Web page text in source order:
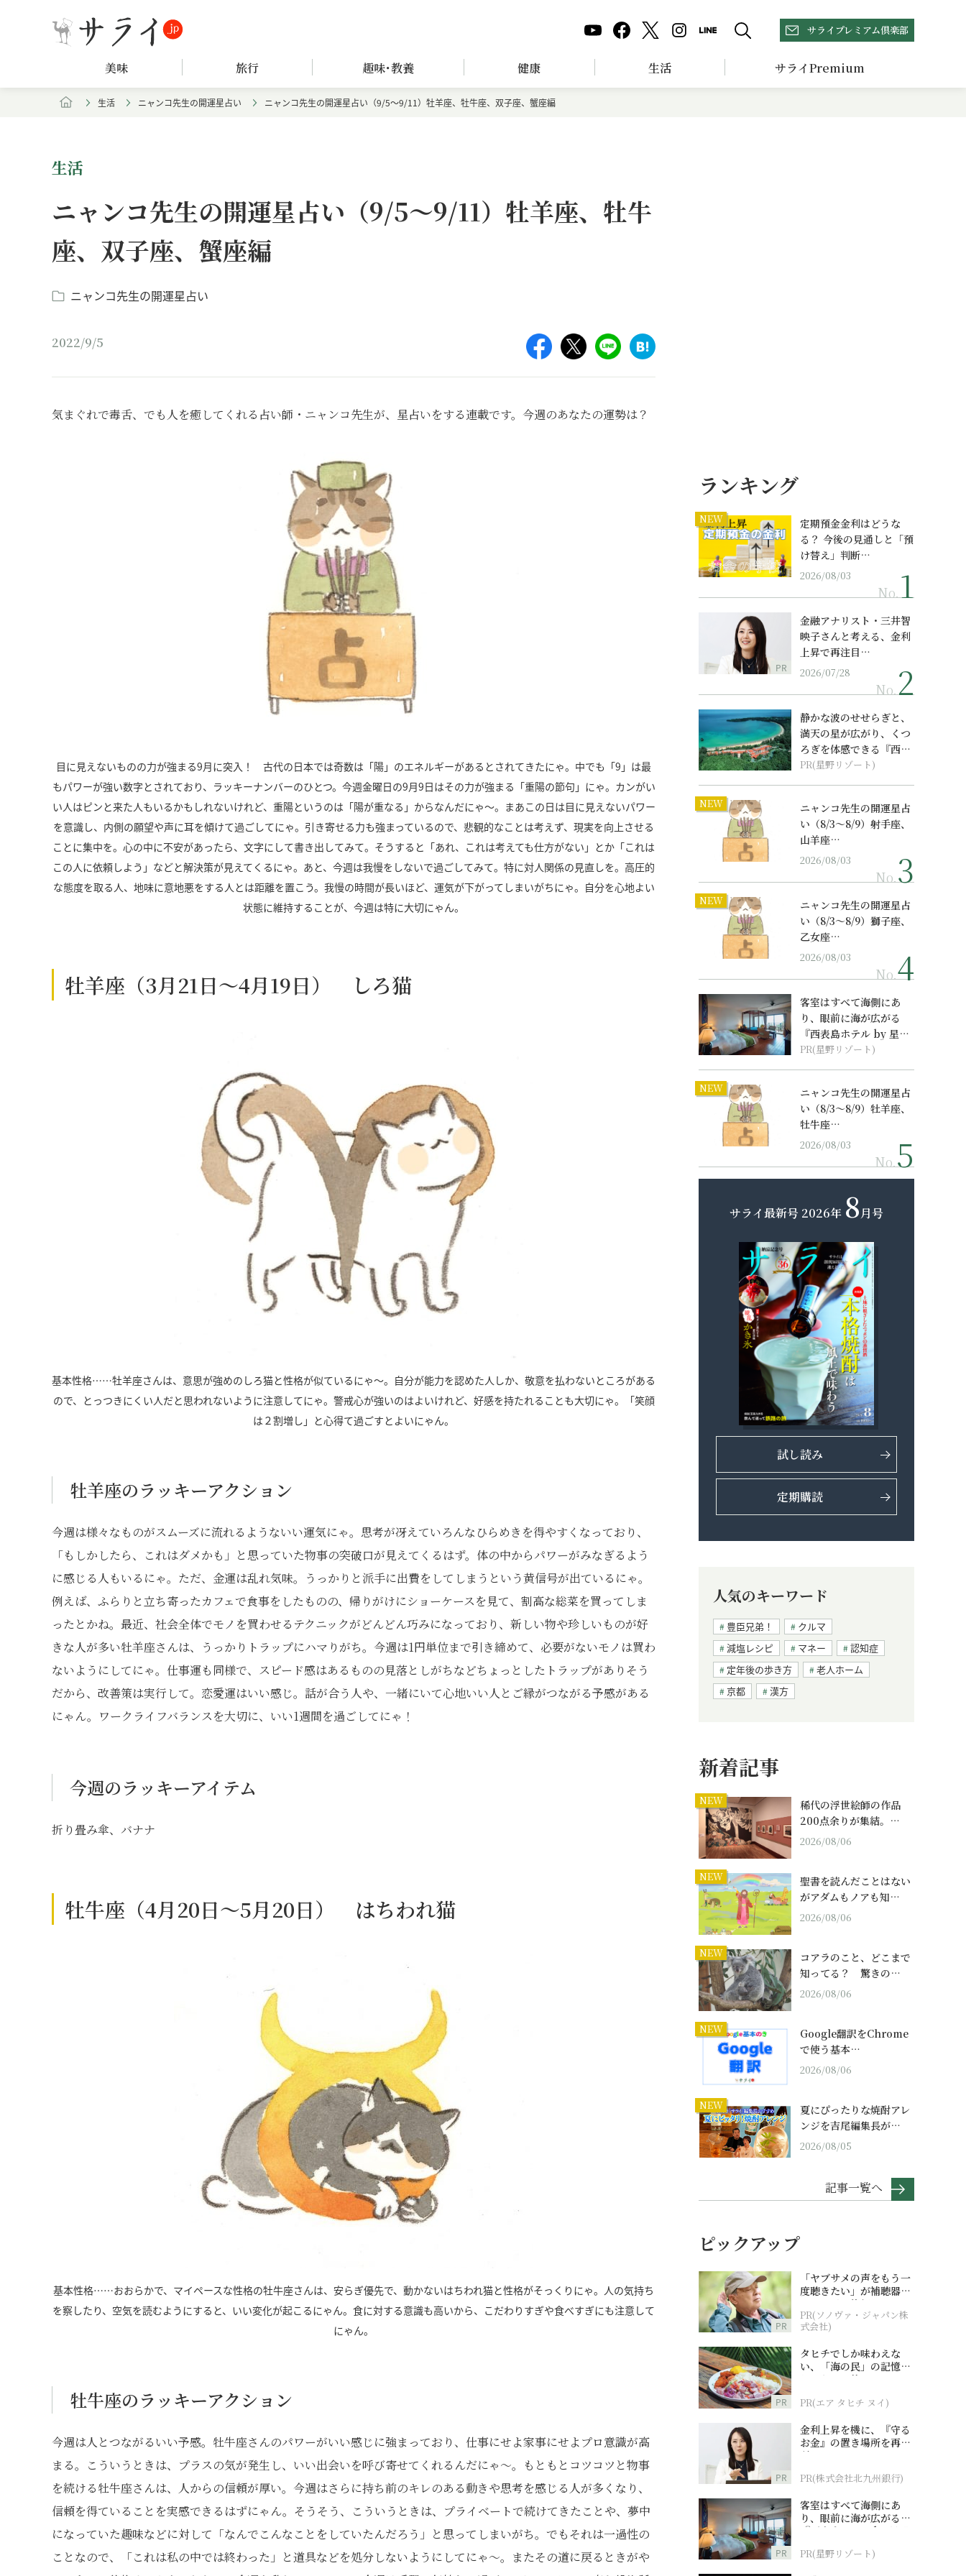
サライプレミアム倶楽部
美味 旅行 趣味･教養 健康 生活 サライPremium
生活 ニャンコ先生の開運星占い ニャンコ先生の開運星占い（9/5～9/11）牡羊座、牡牛座、双子座、蟹座編
生活
ニャンコ先生の開運星占い（9/5～9/11）牡羊座、牡牛
座、双子座、蟹座編
ニャンコ先生の開運星占い
2022/9/5
気まぐれで毒舌、でも人を癒してくれる占い師・ニャンコ先生が、星占いをする連載です。今週のあなたの運勢は？
目に見えないものの力が強まる9月に突入！ 古代の日本では奇数は「陽」のエネルギーがあるとされてきたにゃ。中でも「9」は最
もパワーが強い数字とされており、ラッキーナンバーのひとつ。今週金曜日の9月9日はその力が強まる「重陽の節句」にゃ。カンがい
い人はピンと来た人もいるかもしれないけれど、重陽というのは「陽が重なる」からなんだにゃ～。まあこの日は目に見えないパワー
を意識し、内側の願望や声に耳を傾けて過ごしてにゃ。引き寄せる力も強まっているので、悲観的なことは考えず、現実を向上させる
ことに集中を。心の中に不安があったら、文字にして書き出してみて。そうすると「あれ、これは考えても仕方がない」とか「これは
この人に依頼しよう」などと解決策が見えてくるにゃ。あと、今週は我慢をしないで過ごしてみて。特に対人関係の見直しを。高圧的
な態度を取る人、地味に意地悪をする人とは距離を置こう。我慢の時間が長いほど、運気が下がってしまいがちにゃ。自分を心地よい
状態に維持することが、今週は特に大切にゃん。
牡羊座（3月21日～4月19日） しろ猫
基本性格……牡羊座さんは、意思が強めのしろ猫と性格が似ているにゃ～。自分が能力を認めた人しか、敬意を払わないところがある
ので、とっつきにくい人だと思われないように注意してにゃ。警戒心が強いのはよいけれど、好感を持たれることも大切にゃ。「笑顔
は２割増し」と心得て過ごすとよいにゃん。
牡羊座のラッキーアクション
今週は様々なものがスムーズに流れるようないい運気にゃ。思考が冴えていろんなひらめきを得やすくなっており、
「もしかしたら、これはダメかも」と思っていた物事の突破口が見えてくるはず。体の中からパワーがみなぎるよう
に感じる人もいるにゃ。ただ、金運は乱れ気味。うっかりと派手に出費をしてしまうという黄信号が出ているにゃ。
例えば、ふらりと立ち寄ったカフェで食事をしたものの、帰りがけにショーケースを見て、割高な総菜を買ってしま
ったとかね。最近、社会全体でモノを買わせるテクニックがどんどん巧みになっており、新しい物や珍しいものが好
きな人が多い牡羊座さんは、うっかりトラップにハマりがち。今週は1円単位まで引き締めて、必要がないモノは買わ
ないようにしてにゃ。仕事運も同様で、スピード感はあるものの見落としがちなどちょっとしたトラップがありそう
だから、改善策は実行して。恋愛運はいい感じ。話が合う人や、一緒にいて心地いい人とご縁がつながる予感がある
にゃん。ワークライフバランスを大切に、いい1週間を過ごしてにゃ！
今週のラッキーアイテム
折り畳み傘、バナナ
牡牛座（4月20日～5月20日） はちわれ猫
基本性格……おおらかで、マイペースな性格の牡牛座さんは、安らぎ優先で、動かないはちわれ猫と性格がそっくりにゃ。人の気持ち
を察したり、空気を読むようにすると、いい変化が起こるにゃん。食に対する意識も高いから、こだわりすぎや食べすぎにも注意して
にゃん。
牡牛座のラッキーアクション
今週は人とつながるいい予感。牡牛座さんのパワーがいい感じに強まっており、仕事にせよ家事にせよプロ意識が高
まる。こういうときは、プラスの気が発生し、いい出会いを呼び寄せてくれるんだにゃ～。もともとコツコツと物事
を続ける牡牛座さんは、人からの信頼が厚い。今週はさらに持ち前のキレのある動きや思考を感じる人が多くなり、
信頼を得ていることを実感できるはずにゃん。そうそう、こういうときは、プライベートで続けてきたことや、夢中
になっていた趣味などに対して「なんでこんなことをしていたんだろう」と思ってしまいがち。でもそれは一過性の
ことなので、「これは私の中では終わった」と道具などを処分しないようにしてにゃ～。またその道に戻るときがや
ランキング
NEW
定期預金金利はどうな
る？ 今後の見通しと「預
け替え」判断…
2026/08/03
No.
PR
金融アナリスト・三井智
映子さんと考える、金利
上昇で再注目…
2026/07/28
No.
静かな波のせせらぎと、
満天の星が広がり、くつ
ろぎを体感できる『西表
島ホテル by...
PR(星野リゾート)
NEW
ニャンコ先生の開運星占
い（8/3～8/9）射手座、
山羊座…
2026/08/03
No.
NEW
ニャンコ先生の開運星占
い（8/3～8/9）獅子座、
乙女座…
2026/08/03
No.
客室はすべて海側にあ
り、眼前に海が広がる
『西表島ホテル by 星野
リゾート』
PR(星野リゾート)
NEW
ニャンコ先生の開運星占
い（8/3～8/9）牡羊座、
牡牛座…
2026/08/03
No.
サライ最新号 2026年 8月号
試し読み
定期購読
人気のキーワード
豊臣兄弟！
クルマ
減塩レシピ
マネー
認知症
定年後の歩き方
老人ホーム
京都
漢方
新着記事
NEW
稀代の浮世絵師の作品
200点余りが集結。…
2026/08/06
NEW
聖書を読んだことはない
がアダムもノアも知…
2026/08/06
NEW
コアラのこと、どこまで
知ってる？ 驚きの…
2026/08/06
NEW
Google翻訳をChrome
で使う基本…
2026/08/06
NEW
夏にぴったりな焼酎アレ
ンジを吉尾編集長が…
2026/08/05
記事一覧へ
ピックアップ
PR
「ヤブサメの声をもう一
度聴きたい」が補聴器チ
ャレンジの後押しに
PR(ソノヴァ・ジャパン株
式会社)
PR
タヒチでしか味わえな
い、「海の民」の記憶へ
とつながる旅
PR(エア タヒチ ヌイ)
PR
金利上昇を機に、『守る
お金』の置き場所を再検
討
PR(株式会社北九州銀行)
PR
客室はすべて海側にあ
り、眼前に海が広がる
『西表島ホテル by 星野
PR(星野リゾート)